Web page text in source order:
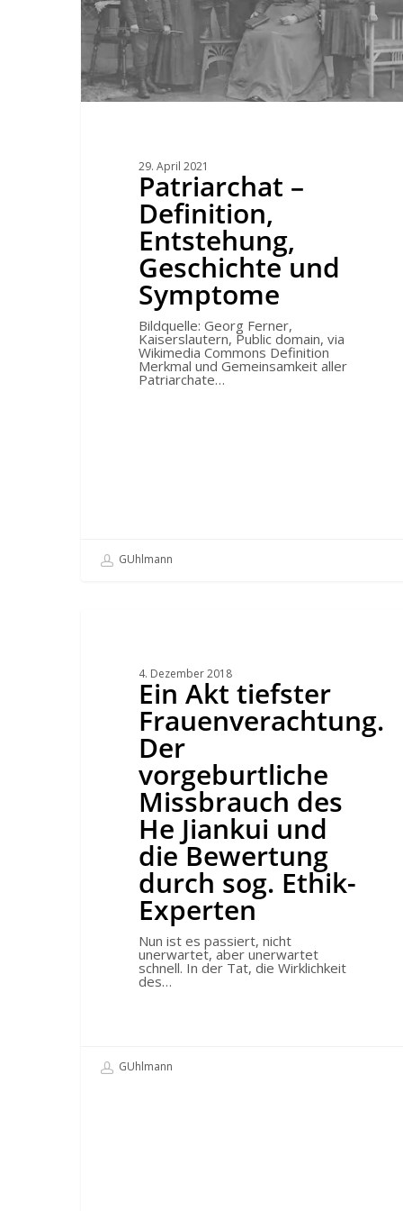
Hit enter to search or ESC to close
29. April 2021
Patriarchat –
Definition,
Entstehung,
Geschichte und
Symptome
Bildquelle: Georg Ferner,
Kaiserslautern, Public domain, via
Wikimedia Commons Definition
Merkmal und Gemeinsamkeit aller
Patriarchate…
GUhlmann
vorgeburtliche
Missbrauch
Bewertung
4. Dezember 2018
Ein Akt tiefster
Frauenverachtung.
Der
vorgeburtliche
Missbrauch des
He Jiankui und
die Bewertung
durch sog. Ethik-
Experten
Nun ist es passiert, nicht
unerwartet, aber unerwartet
schnell. In der Tat, die Wirklichkeit
des…
GUhlmann